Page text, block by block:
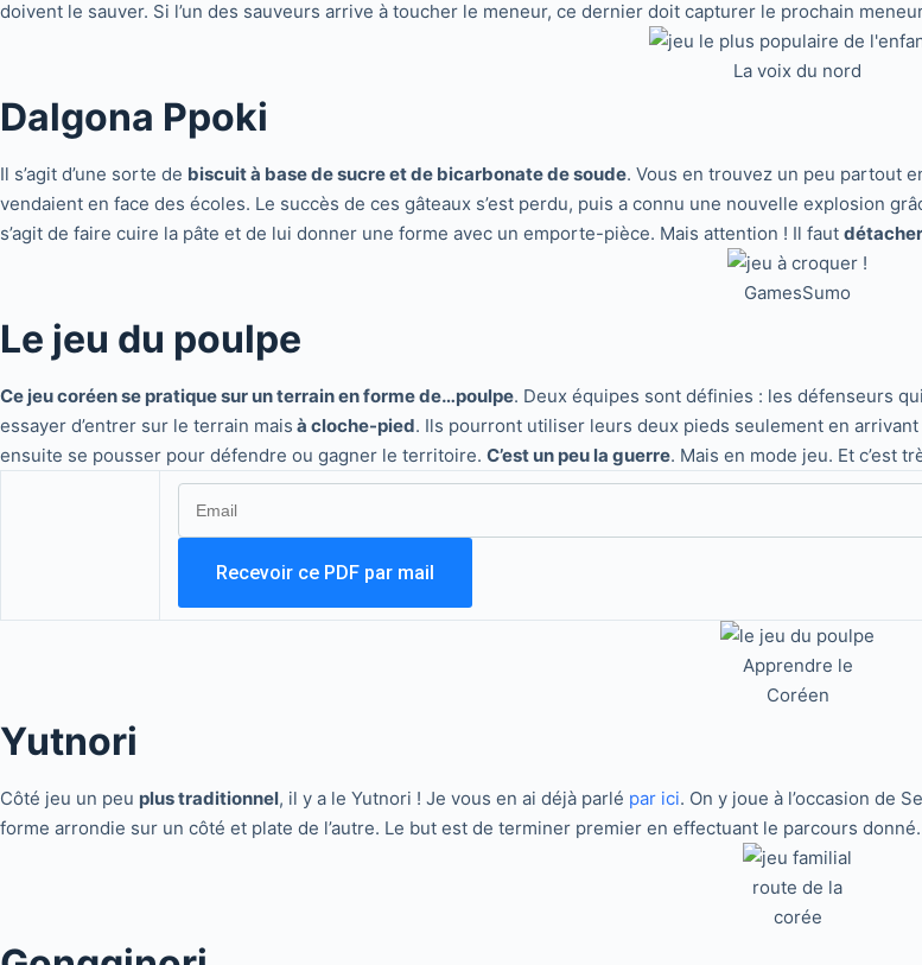
doivent le sauver. Si l’un des sauveurs arrive à toucher le meneur, ce dernier doit capturer le prochain
La voix du nord
Dalgona Ppoki
Il s’agit d’une sorte de biscuit à base de sucre et de bicarbonate de soude. Vous en trouvez un peu partout
vendaient en face des écoles. Le succès de ces gâteaux s’est perdu, puis a connu une nouvelle explosion
s’agit de faire cuire la pâte et de lui donner une forme avec un emporte-pièce. Mais attention ! Il faut détacher
GamesSumo
Le jeu du poulpe
Ce jeu coréen se pratique sur un terrain en forme de…poulpe. Deux équipes sont définies : les défenseurs
essayer d’entrer sur le terrain mais à cloche-pied. Ils pourront utiliser leurs deux pieds seulement en
ensuite se pousser pour défendre ou gagner le territoire. C’est un peu la guerre. Mais en mode jeu. Et c’est
Apprendre le
Coréen
Yutnori
Côté jeu un peu plus traditionnel, il y a le Yutnori ! Je vous en ai déjà parlé par ici. On y joue à l’occasion de
forme arrondie sur un côté et plate de l’autre. Le but est de terminer premier en effectuant le parcours donné.
route de la
corée